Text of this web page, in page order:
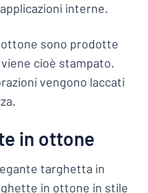
interne.
sono prodotte
cioè stampato.
vengono laccati
in ottone
targhetta in
in ottone in stile